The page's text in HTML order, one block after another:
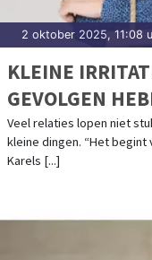
2 oktober 2025, 11:08
KLEINE
GEVOLGEN
Veel relaties lopen niet
kleine dingen. “Het begint
Karels [...]